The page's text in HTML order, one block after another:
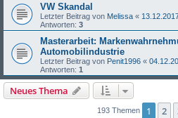
VW Skandal
Letzter Beitrag von Melissa «
Antworten: 3
Masterarbeit:
Automobilindustrie
Letzter Beitrag von Penit1996 «
Antworten: 1
Neues Thema
193 Themen 1 2